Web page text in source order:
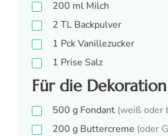
200 ml Milch
2 TL Backpulver
1 PckVanillezucker
1 Prise Salz
Für die Dekoration
500 g Fondant (weiß oder
200 g Buttercreme (oder